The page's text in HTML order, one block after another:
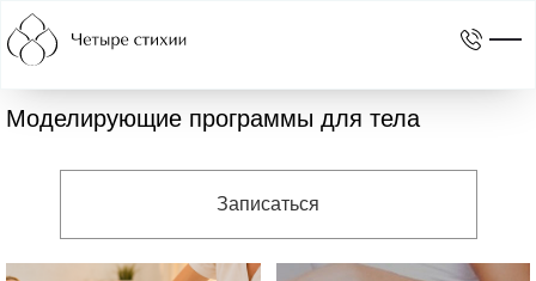
Главная
Моделирующие программы для тела
Записаться